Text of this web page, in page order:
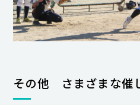
その他 さまざまな催